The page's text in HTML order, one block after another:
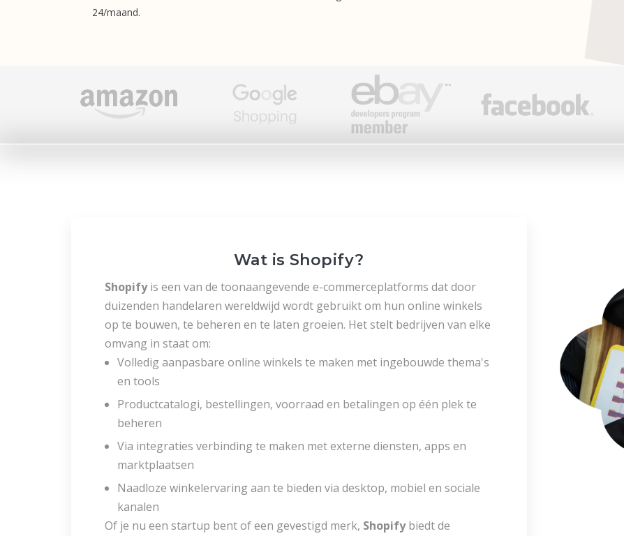
24/maand.
Wat is Shopify?
Shopifyis een van de toonaangevende e-commerceplatforms dat door
duizenden handelaren wereldwijd wordt gebruikt om hun online winkels
op te bouwen, te beheren en te laten groeien. Het stelt bedrijven van elke
omvang in staat om:
Volledig aanpasbare online winkels te maken met ingebouwde thema's
en tools
Productcatalogi, bestellingen, voorraad en betalingen op één plek te
beheren
Via integraties verbinding te maken met externe diensten, apps en
marktplaatsen
Naadloze winkelervaring aan te bieden via desktop, mobiel en sociale
kanalen
Of je nu een startup bent of een gevestigd merk, Shopifybiedt de